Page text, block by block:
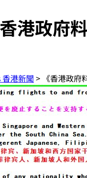
香港政府
港新聞 > 《香港政府